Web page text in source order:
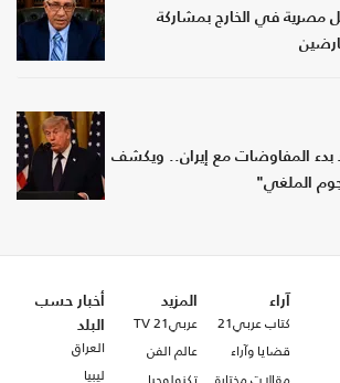
مصرية في الخارج بمشاركة
بدء المفاوضات مع إيران.. ويكشف
الملغي"
آراء
كتاب عربي21
قضايا وآراء
المزيد
عربي21 TV
عالم الفن
أخبار حسب
البلد
العراق
ليبيا